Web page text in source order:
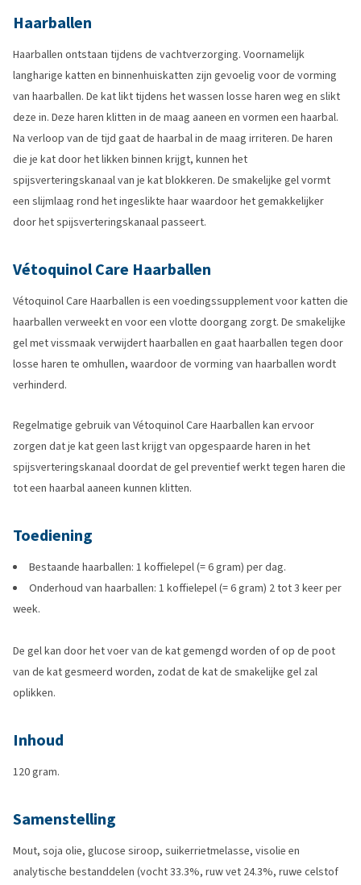
Haarballen
Haarballen ontstaan tijdens de vachtverzorging. Voornamelijk
langharige katten en binnenhuiskatten zijn gevoelig voor de vorming
van haarballen. De kat likt tijdens het wassen losse haren weg en slikt
deze in. Deze haren klitten in de maag aaneen en vormen een haarbal.
Na verloop van de tijd gaat de haarbal in de maag irriteren. De haren
die je kat door het likken binnen krijgt, kunnen het
spijsverteringskanaal van je kat blokkeren. De smakelijke gel vormt
een slijmlaag rond het ingeslikte haar waardoor het gemakkelijker
door het spijsverteringskanaal passeert.
Vétoquinol Care Haarballen
Vétoquinol Care Haarballen is een voedingssupplement voor katten die
haarballen verweekt en voor een vlotte doorgang zorgt. De smakelijke
gel met vissmaak verwijdert haarballen en gaat haarballen tegen door
losse haren te omhullen, waardoor de vorming van haarballen wordt
verhinderd.
Regelmatige gebruik van Vétoquinol Care Haarballen kan ervoor
zorgen dat je kat geen last krijgt van opgespaarde haren in het
spijsverteringskanaal doordat de gel preventief werkt tegen haren die
tot een haarbal aaneen kunnen klitten.
Toediening
Bestaande haarballen: 1 koffielepel (= 6 gram) per dag.
Onderhoud van haarballen: 1 koffielepel (= 6 gram) 2 tot 3 keer per
week.
De gel kan door het voer van de kat gemengd worden of op de poot
van de kat gesmeerd worden, zodat de kat de smakelijke gel zal
oplikken.
Inhoud
120 gram.
Samenstelling
Mout, soja olie, glucose siroop, suikerrietmelasse, visolie en
analytische bestanddelen (vocht 33.3%, ruw vet 24.3%, ruwe celstof